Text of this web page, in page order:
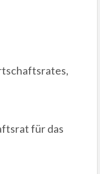
für das